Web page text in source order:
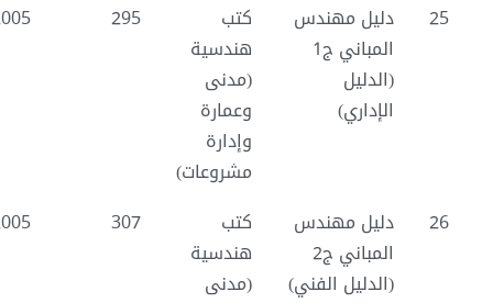
25
دليل مهندس
المباني ج1
(الدليل
الإداري)
كتب
هندسية
(مدنى
وعمارة
وإدارة
مشروعات)
295
26
دليل مهندس
المباني ج2
(الدليل الفني)
كتب
هندسية
(مدنى
307